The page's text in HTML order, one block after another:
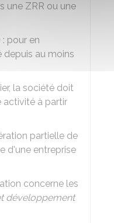
une ZRR ou une
: pour en
au moins
la société doit
activité à partir
partielle de
d'une entreprise
concerne les
développement